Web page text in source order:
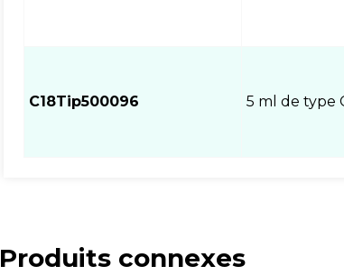
C18Tip500096 5 ml de type
Produits connexes